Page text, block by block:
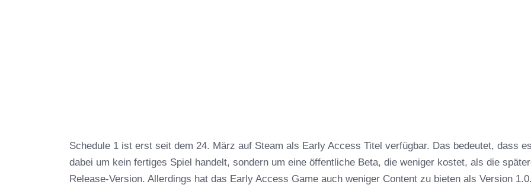
Schedule 1 ist erst seit dem 24. März auf Steam als Early Access Titel verfügbar. Das bedeutet, dass
dabei um kein fertiges Spiel handelt, sondern um eine öffentliche Beta, die weniger kostet, als die
Release-Version. Allerdings hat das Early Access Game auch weniger Content zu bieten als Version